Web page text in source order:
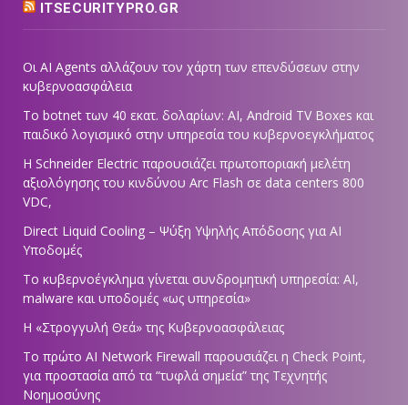
ITSECURITYPRO.GR
Οι AI Agents αλλάζουν τον χάρτη των επενδύσεων στην
κυβερνοασφάλεια
Το botnet των 40 εκατ. δολαρίων: AI, Android TV Boxes και
παιδικό λογισμικό στην υπηρεσία του κυβερνοεγκλήματος
Η Schneider Electric παρουσιάζει πρωτοποριακή μελέτη
αξιολόγησης του κινδύνου Arc Flash σε data centers 800
VDC,
Direct Liquid Cooling – Ψύξη Υψηλής Απόδοσης για AI
Υποδομές
Το κυβερνοέγκλημα γίνεται συνδρομητική υπηρεσία: AI,
malware και υποδομές «ως υπηρεσία»
Η «Στρογγυλή Θεά» της Κυβερνοασφάλειας
Tο πρώτο AI Network Firewall παρουσιάζει η Check Point,
για προστασία από τα “τυφλά σημεία” της Τεχνητής
Νοημοσύνης